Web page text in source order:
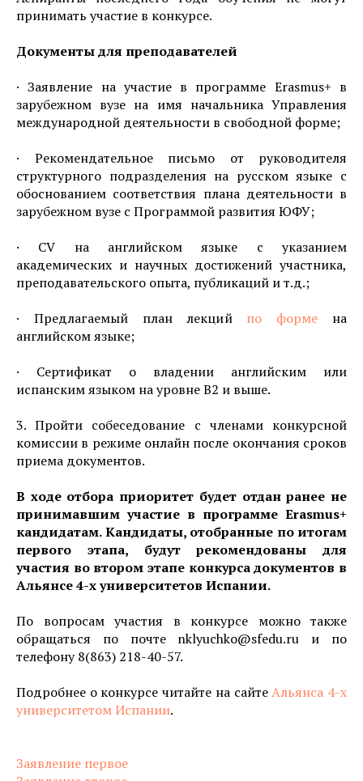
принимать участие в конкурсе.
Документы для преподавателей
· Заявление на участие в программе Erasmus+ в
зарубежном вузе на имя начальника Управления
международной деятельности в свободной форме;
· Рекомендательное письмо от руководителя
структурного подразделения на русском языке с
обоснованием соответствия плана деятельности в
зарубежном вузе с Программой развития ЮФУ;
· CV на английском языке с указанием
академических и научных достижений участника,
преподавательского опыта, публикаций и т.д.;
· Предлагаемый план лекций по форме на
английском языке;
· Сертификат о владении английским или
испанским языком на уровне В2 и выше.
3. Пройти собеседование с членами конкурсной
комиссии в режиме онлайн после окончания сроков
приема документов.
В ходе отбора приоритет будет отдан ранее не
принимавшим участие в программе Erasmus+
кандидатам. Кандидаты, отобранные по итогам
первого этапа, будут рекомендованы для
участия во втором этапе конкурса документов в
Альянсе 4-х университетов Испании.
По вопросам участия в конкурсе можно также
обращаться по почте nklyuchko@sfedu.ru и по
телефону 8(863) 218-40-57.
Подробнее о конкурсе читайте на сайтеАльянса 4-х
университетом Испании.
Заявление первое